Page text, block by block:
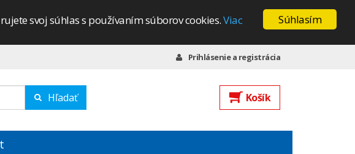
Súhlasím
svoj súhlas s používaním súborov cookies.Viac
Prihlásenie a registrácia
Hľadať Košík